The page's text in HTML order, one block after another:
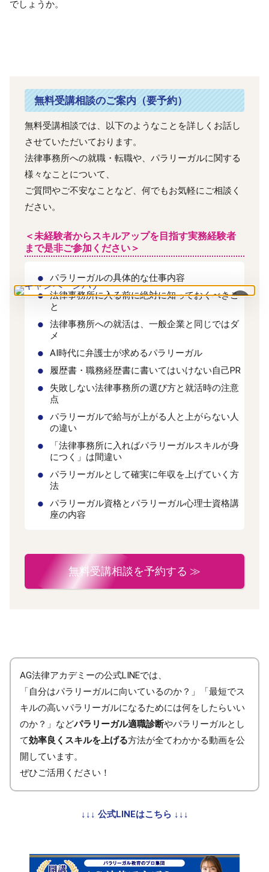
×
でしょうか。
無料受講相談のご案内（要予約）
無料受講相談では、以下のようなことを詳しくお話し
させていただいております。
法律事務所への就職・転職や、パラリーガルに関する
様々なことについて、
ご質問やご不安なことなど、何でもお気軽にご相談く
ださい。
＜未経験者からスキルアップを目指す実務経験者
まで是非ご参加ください＞
パラリーガルの具体的な仕事内容
法律事務所に入る前に絶対に知っておくべきこ
と
法律事務所への就活は、一般企業と同じではダ
メ
AI時代に弁護士が求めるパラリーガル
履歴書・職務経歴書に書いてはいけない自己PR
失敗しない法律事務所の選び方と就活時の注意
点
パラリーガルで給与が上がる人と上がらない人
の違い
「法律事務所に入ればパラリーガルスキルが身
につく」は間違い
パラリーガルとして確実に年収を上げていく方
法
パラリーガル資格とパラリーガル心理士資格講
座の内容
無料受講相談を予約する ≫
AG法律アカデミーの公式LINEでは、
「自分はパラリーガルに向いているのか？」「最短でス
キルの高いパラリーガルになるためには何をしたらいい
のか？」などパラリーガル適職診断やパラリーガルとし
て効率良くスキルを上げる方法が全てわかかる動画を公
開しています。
ぜひご活用ください！
↓↓↓ 公式LINEはこちら ↓↓↓